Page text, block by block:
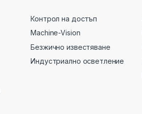
Контрол на достъп
Machine-Vision
Безжично известяване
Индустриално осветление